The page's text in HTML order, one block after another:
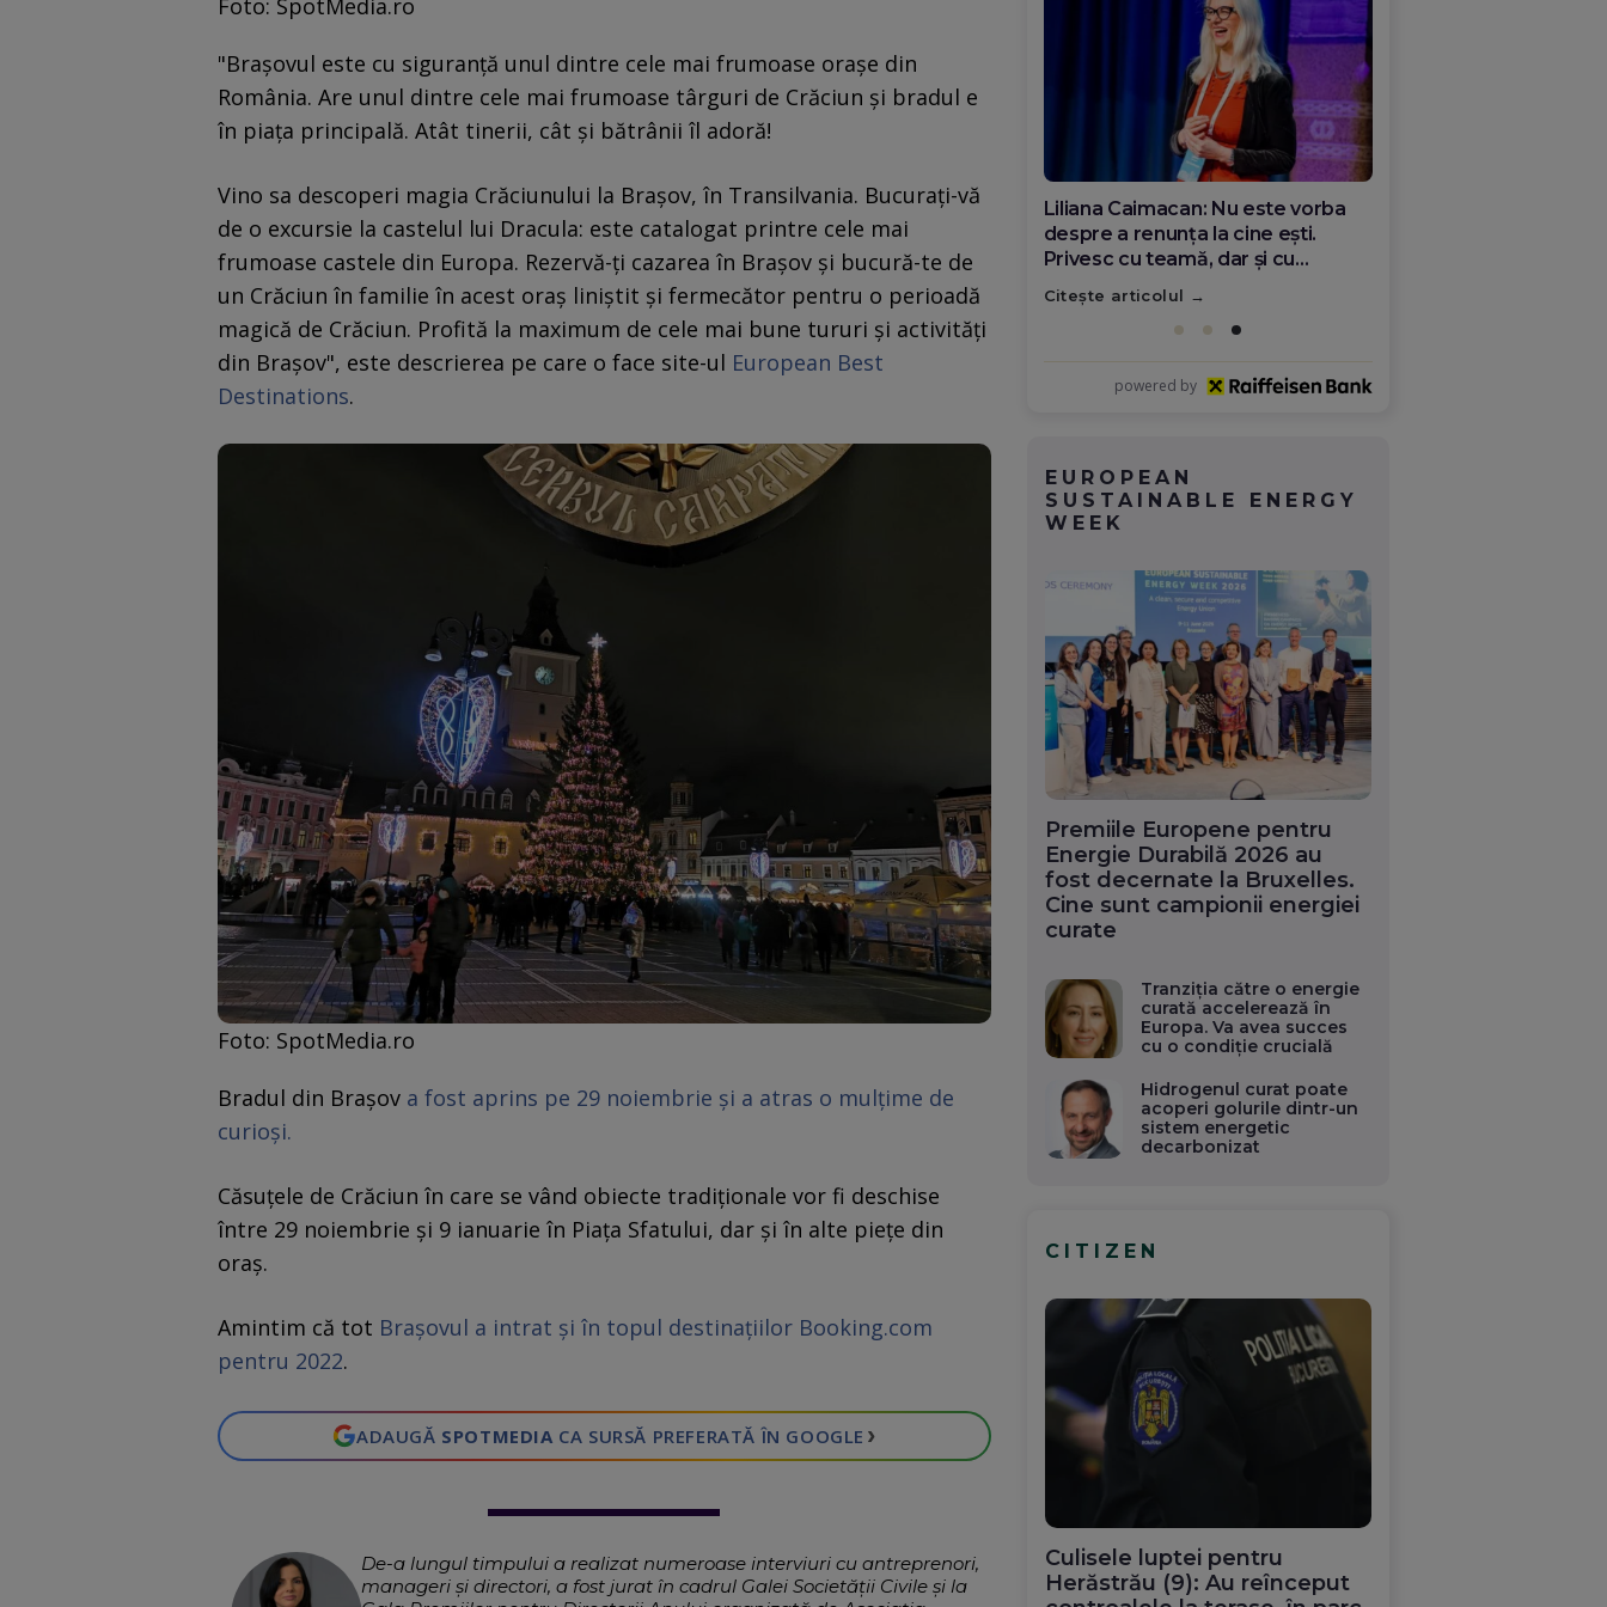
"Brașovul este cu siguranță unul dintre cele mai frumoase orașe din
România. Are unul dintre cele mai frumoase târguri de Crăciun şi bradul e
în piaţa principală. Atât tinerii, cât și bătrânii îl adoră!
Vino sa descoperi magia Crăciunului la Braşov, în Transilvania. Bucurați-vă
de o excursie la castelul lui Dracula: este catalogat printre cele mai
frumoase castele din Europa. Rezervă-ți cazarea în Brașov și bucură-te de
un Crăciun în familie în acest oraș liniștit și fermecător pentru o perioadă
magică de Crăciun. Profită la maximum de cele mai bune tururi și activități
din Brașov", este descrierea pe care o face site-ul European Best
Destinations.
Foto: SpotMedia.ro
Bradul din Braşov a fost aprins pe 29 noiembrie şi a atras o mulţime de
curioşi.
Căsuţele de Crăciun în care se vând obiecte tradiţionale vor fi deschise
între 29 noiembrie şi 9 ianuarie în Piaţa Sfatului, dar şi în alte pieţe din
oraş.
Amintim că tot Brașovul a intrat şi în topul destinațiilor Booking.com
pentru 2022.
ADAUGĂ SPOTMEDIA CA SURSĂ PREFERATĂ ÎN GOOGLE ›
De-a lungul timpului a realizat numeroase interviuri cu antreprenori,
manageri și directori, a fost jurat în cadrul Galei Societății Civile și la
Diana Olar, românca de la Google
care demonstrează că diaspora
poate schimba România
Citește articolul
powered by
EUROPEAN
SUSTAINABLE ENERGY
WEEK
Premiile Europene pentru
Energie Durabilă 2026 au
fost decernate la Bruxelles.
Cine sunt campionii energiei
curate
Tranziția către o energie
curată accelerează în
Europa. Va avea succes
cu o condiție crucială
Hidrogenul curat poate
acoperi golurile dintr-un
sistem energetic
decarbonizat
CITIZEN
Culisele luptei pentru
Herăstrău (9): Au reînceput